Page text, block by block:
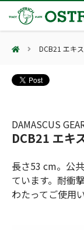
製品カテゴリ
輸血保冷庫
(Bear
防刃対策
(Cut Resistant)
止血・止血キッ
(Massive
気道管理
(Airway)
夏季休業のお知
第7回 地域
オーストリッチ
会社案内
会社案内
会社概要
カタログ
DCB21 エキ
DAMASCUS
DCB21 エキ
長さ53 cm。公
ています。耐衝
わたってご使用